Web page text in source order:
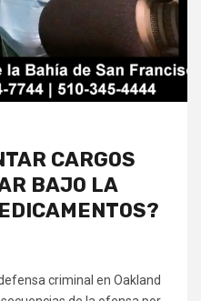
CARGOS
BAJO LA
criminal en Oakland